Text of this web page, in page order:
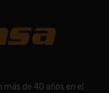
más de 40 años en el